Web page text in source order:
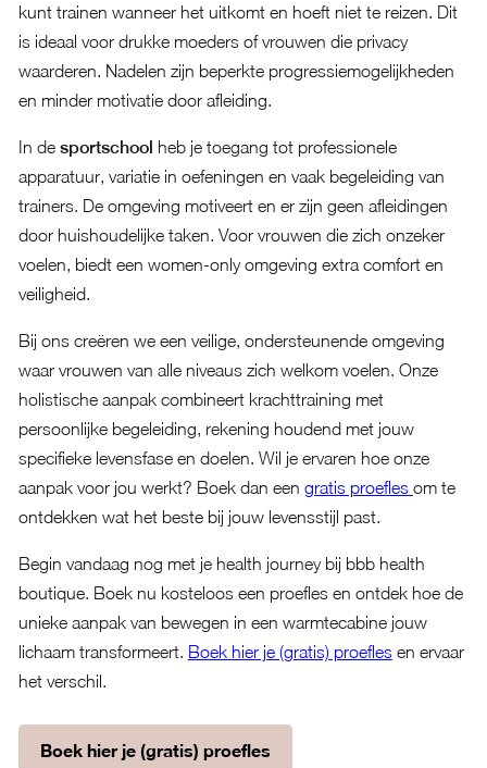
kunt trainen wanneer het uitkomt en hoeft niet te reizen. Dit
is ideaal voor drukke moeders of vrouwen die privacy
waarderen. Nadelen zijn beperkte progressiemogelijkheden
en minder motivatie door afleiding.
In de sportschool heb je toegang tot professionele
apparatuur, variatie in oefeningen en vaak begeleiding van
trainers. De omgeving motiveert en er zijn geen afleidingen
door huishoudelijke taken. Voor vrouwen die zich onzeker
voelen, biedt een women-only omgeving extra comfort en
veiligheid.
Bij ons creëren we een veilige, ondersteunende omgeving
waar vrouwen van alle niveaus zich welkom voelen. Onze
holistische aanpak combineert krachttraining met
persoonlijke begeleiding, rekening houdend met jouw
specifieke levensfase en doelen. Wil je ervaren hoe onze
aanpak voor jou werkt? Boek dan een gratis proefles om te
ontdekken wat het beste bij jouw levensstijl past.
Begin vandaag nog met je health journey bij bbb health
boutique. Boek nu kosteloos een proefles en ontdek hoe de
unieke aanpak van bewegen in een warmtecabine jouw
lichaam transformeert. Boek hier je (gratis) proeflesen ervaar
het verschil.
Boek hier je (gratis) proefles